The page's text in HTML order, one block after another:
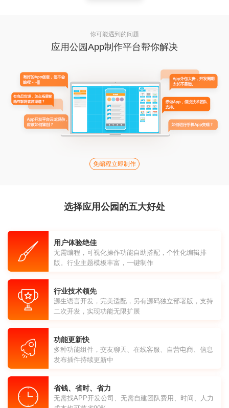
你可能遇到的问题
应用公园App制作平台帮你解决
免编程立即制作
选择应用公园的五大好处
用户体验绝佳
无需编程，可视化操作功能自助搭配，个性化编辑排
版。行业主题模板丰富，一键制作
行业技术领先
源生语言开发，完美适配，另有源码独立部署版，支持
二次开发，实现功能无限扩展
功能更新快
多种功能组件，交友聊天、在线客服、自营电商、信息
发布插件持续更新中
省钱、省时、省力
无需找APP开发公司、无需自建团队费用、时间、人力